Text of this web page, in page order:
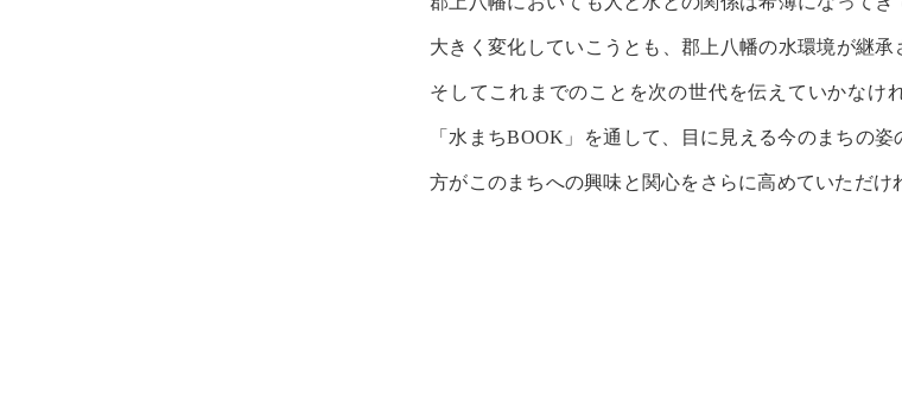
大きく変化していこうとも、郡上八幡の水環境が継承
そしてこれまでのことを次の世代を伝えていかなけ
「水まちBOOK」を通して、目に見える今のまちの
方がこのまちへの興味と関心をさらに高めていただけ